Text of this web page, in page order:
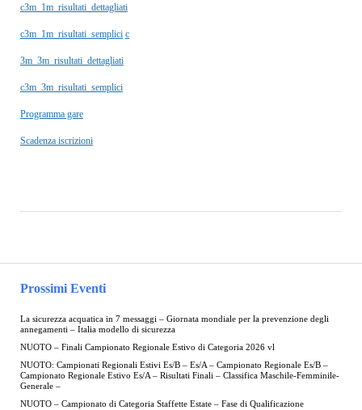
Prossimi Eventi
La sicurezza acquatica in 7 messaggi – Giornata mondiale per la prevenzione degli
annegamenti – Italia modello di sicurezza
NUOTO – Finali Campionato Regionale Estivo di Categoria 2026 vl
NUOTO: Campionati Regionali Estivi Es/B – Es/A – Campionato Regionale Es/B –
Campionato Regionale Estivo Es/A – Risultati Finali – Classifica Maschile-Femminile-
Generale –
NUOTO – Campionato di Categoria Staffette Estate – Fase di Qualificazione
c3m_1m_risultati_dettagliati
c3m_1m_risultati_semplici c
3m_3m_risultati_dettagliati
c3m_3m_risultati_semplici
Programma gare
Scadenza iscrizioni